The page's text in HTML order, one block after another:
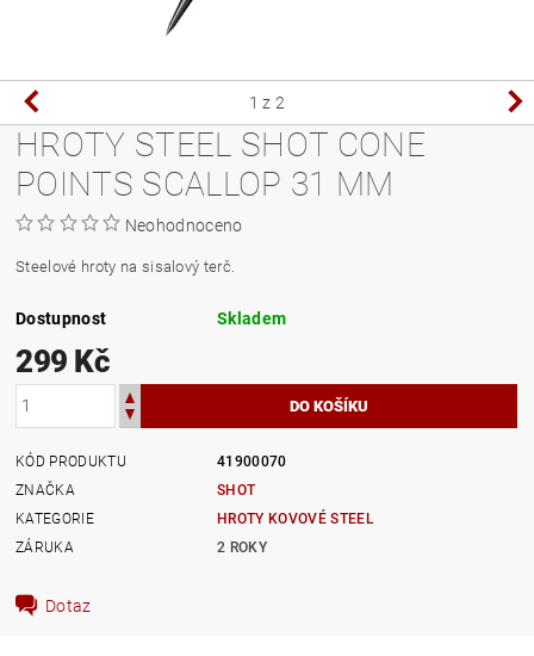
1 z 2
HROTY STEEL SHOT CONE
POINTS SCALLOP 31 MM
Neohodnoceno
Steelové hroty na sisalový terč.
Dostupnost Skladem
299 Kč
KÓD PRODUKTU
41900070
ZNAČKA
SHOT
KATEGORIE
HROTY KOVOVÉ STEEL
ZÁRUKA
2 ROKY
Dotaz